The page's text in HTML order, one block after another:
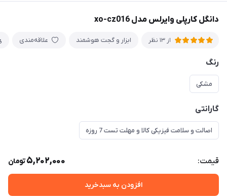
دانگل کارپلی وایرلس مدل xo-cz016
از 13 نظر ابزار و گجت هوشمند علاقه‌مندی
رنگ
مشکی
گارانتی
اصالت و سلامت فیزیکی کالا و مهلت تست 7 روزه
قیمت: 5,202,000تومان
افزودن به سبدخرید